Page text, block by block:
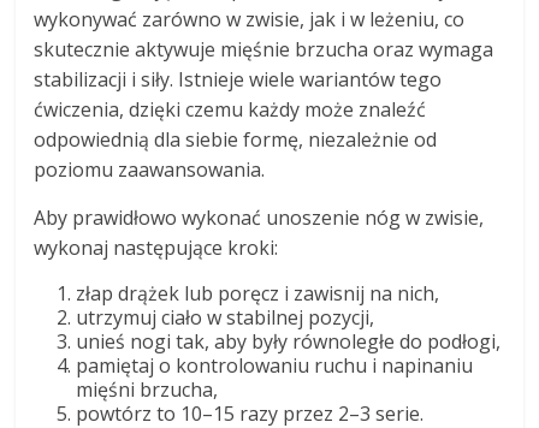
wykonywać zarówno w zwisie, jak i w leżeniu, co
skutecznie aktywuje mięśnie brzucha oraz wymaga
stabilizacji i siły. Istnieje wiele wariantów tego
ćwiczenia, dzięki czemu każdy może znaleźć
odpowiednią dla siebie formę, niezależnie od
poziomu zaawansowania.
Aby prawidłowo wykonać unoszenie nóg w zwisie,
wykonaj następujące kroki:
złap drążek lub poręcz i zawisnij na nich,
utrzymuj ciało w stabilnej pozycji,
unieś nogi tak, aby były równoległe do podłogi,
pamiętaj o kontrolowaniu ruchu i napinaniu
mięśni brzucha,
powtórz to 10–15 razy przez 2–3 serie.